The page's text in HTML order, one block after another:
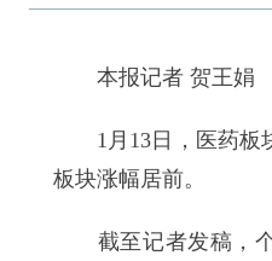
本报记者 贺王娟
1月13日，医药板块
板块涨幅居前。
截至记者发稿，个